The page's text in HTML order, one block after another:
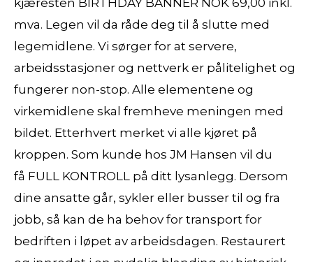
mva. Legen vil da råde deg til å slutte med
legemidlene. Vi sørger for at servere,
arbeidsstasjoner og nettverk er pålitelighet og
fungerer non-stop. Alle elementene og
virkemidlene skal fremheve meningen med
bildet. Etterhvert merket vi alle kjøret på
kroppen. Som kunde hos JM Hansen vil du
få FULL KONTROLL på ditt lysanlegg. Dersom
dine ansatte går, sykler eller busser til og fra
jobb, så kan de ha behov for transport for
bedriften i løpet av arbeidsdagen. Restaurert